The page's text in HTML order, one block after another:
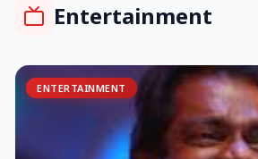
Entertainment
ENTERTAINMENT